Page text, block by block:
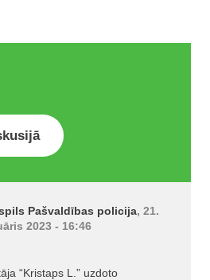
Pašvaldības policija, 21.
2023 - 16:46
“Kristaps L.” uzdoto